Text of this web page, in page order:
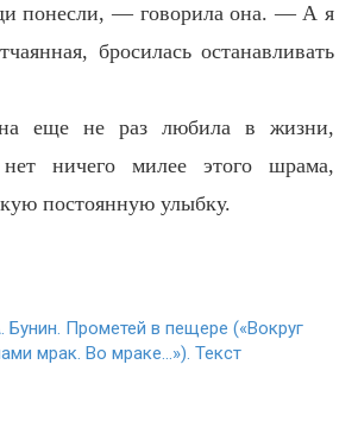
понесли, — говорила она. — А я
бросилась останавливать
еще не раз любила в жизни,
ничего милее этого шрама,
постоянную улыбку.
Бунин. Прометей в пещере («Вокруг
мрак. Во мраке…»). Текст